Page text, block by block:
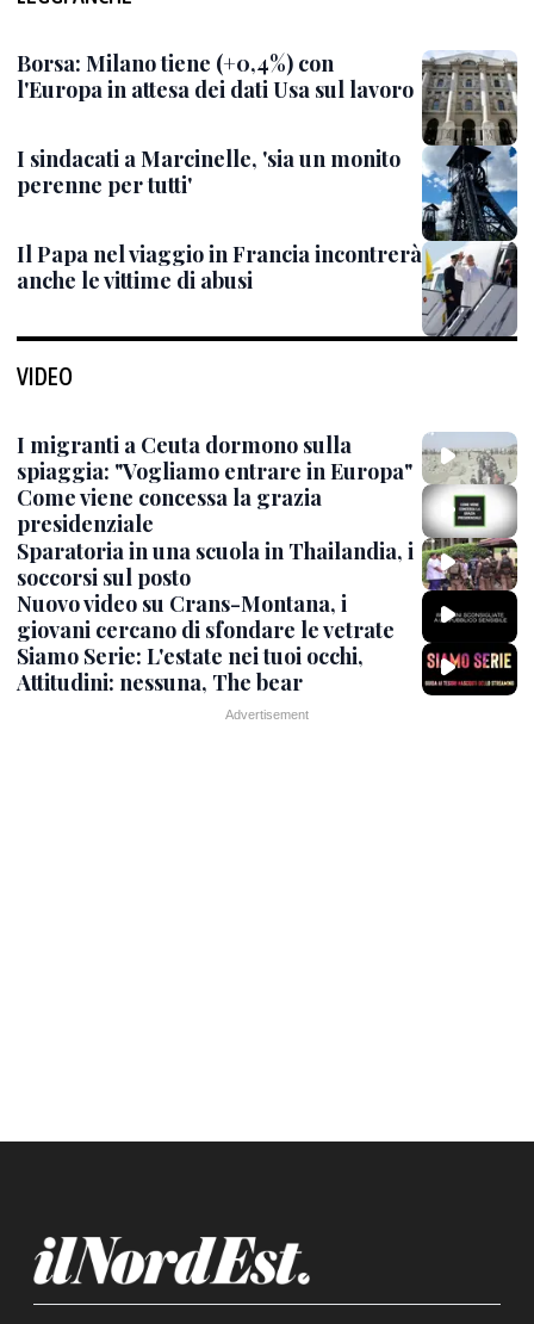
Borsa: Milano tiene (+0,4%) con
l'Europa in attesa dei dati Usa sul lavoro
I sindacati a Marcinelle, 'sia un monito
perenne per tutti'
Il Papa nel viaggio in Francia incontrerà
anche le vittime di abusi
VIDEO
I migranti a Ceuta dormono sulla
spiaggia: "Vogliamo entrare in Europa"
Come viene concessa la grazia
presidenziale
Sparatoria in una scuola in Thailandia, i
soccorsi sul posto
Nuovo video su Crans-Montana, i
giovani cercano di sfondare le vetrate
Siamo Serie: L'estate nei tuoi occhi,
Attitudini: nessuna, The bear